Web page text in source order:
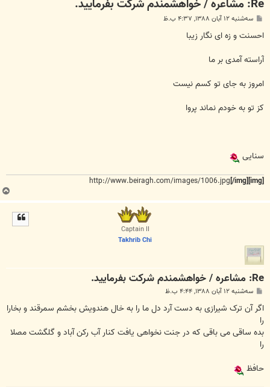
Re: مشاعره / خواهشمندم شرکت بفرماييد.
پ
ت
سه‌شنبه ۱۲ آبان ۱۳۸۸, ۴:۳۷ ب.ظ
احسنت و زه ای نگار زیبا
آراسته آمدی بر ما
امروز به جای تو کسم نیست
کز تو به خودم نماند پروا
سنایی
http://www.beiragh.com/images/1006.jpg[/img]
ب
ا
Captain II
Takhrib Chi
Re: مشاعره / خواهشمندم شرکت بفرماييد.
پ
ت
سه‌شنبه ۱۲ آبان ۱۳۸۸, ۴:۴۴ ب.ظ
اگر آن ترک شیرازی به دست آرد دل ما را به خال هندویش بخشم سمرقند و بخارا
را
بده ساقی می باقی که در جنت نخواهی یافت کنار آب رکن آباد و گلگشت مصلا
را
حافظ